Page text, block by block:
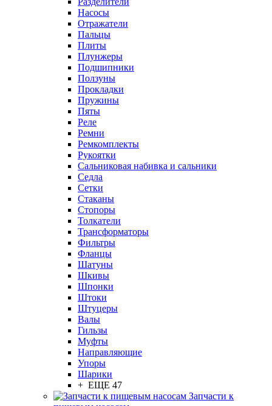
Насосы
Отражатели
Пальцы
Плиты
Плунжеры
Подшипники
Ползуны
Прокладки
Пружины
Пяты
Реле
Ремни
Ремкомплекты
Рукоятки
Сальниковая набивка и сальники
Седла
Сетки
Стаканы
Стопоры
Толкатели
Трансформаторы
Фильтры
Фланцы
Шатуны
Шкивы
Шпонки
Штоки
Штуцеры
Валы
Гильзы
Муфты
Направляющие
Упоры
Шарики
+ ЕЩЕ 47
Запчасти к